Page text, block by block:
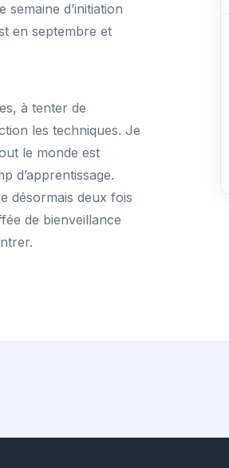
d’initiation
en septembre et
à tenter de
les techniques. Je
le monde est
d’apprentissage.
désormais deux fois
de bienveillance